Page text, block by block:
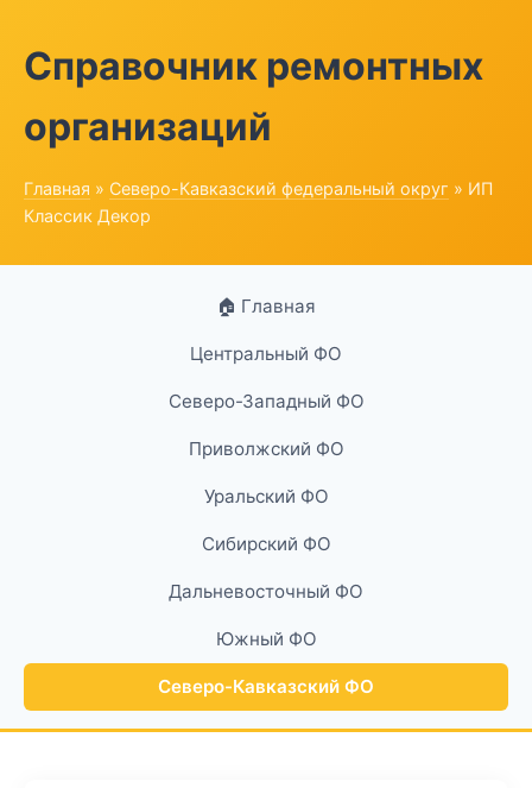
Справочник ремонтных
организаций
Главная » Северо-Кавказский федеральный округ » ИП
Классик Декор
🏠 Главная
Центральный ФО
Северо-Западный ФО
Приволжский ФО
Уральский ФО
Сибирский ФО
Дальневосточный ФО
Южный ФО
Северо-Кавказский ФО